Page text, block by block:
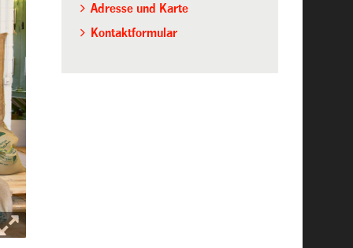
Adresse und Karte
Kontaktformular